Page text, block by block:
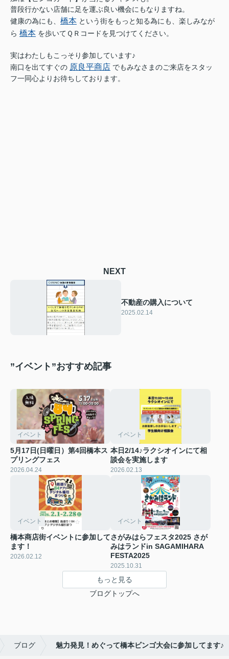
普段行かない店舗に足を運ぶ良い機会にもなりますね。
健康の為にも、 橋本 という街をもっと知る為にも、楽しみなが
ら 橋本 を歩いてＱＲコードを見つけてください。
実はわたしもこっそり参加しています♪
南口を出てすぐの 原良平商店 でもみなさまのご来店をスタッ
フ一同心よりお待ちしております。
NEXT
不動産の購入について
2025.02.14
”イベント”おすすめ記事
イベント
5月17日(日曜日）第4回橋本ス
プリングフェス
2026.04.24
イベント
本日2/14♪ラクシオインにて相
談会を実施します
2026.02.13
イベント
橋本商店街イベントに参加して
ます！
2026.02.12
イベント
さがみはらフェスタ2025 さが
みはランドin SAGAMIHARA
FESTA2025
2025.10.31
もっと見る
ブログトップへ
ブログ 魅力発見！めぐって橋本ビンゴ大会に参加してます♪